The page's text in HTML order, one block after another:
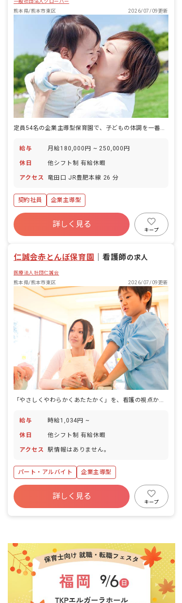
熊本県/熊本市東区
2026/07/09更新
定員54名の企業主導型保育園で、子どもの体調を一番近くで見守る看護師の仕事です。
給与 月給180,000円 ~ 250,000円
休日 他シフト制 有給休暇
アクセス 竜田口 JR豊肥本線 26 分
契約社員 企業主導型
詳しく見る
キープ
仁誠会赤とんぼ保育園 ｜看護師の求人
医療法人社団仁誠会
熊本県/熊本市東区
2026/07/09更新
「やさしくやわらかくあたたかく」を、看護の視点から支える保育園です。
給与 時給1,034円 ~
休日 他シフト制 有給休暇
アクセス 駅情報はありません。
パート・アルバイト 企業主導型
詳しく見る
キープ